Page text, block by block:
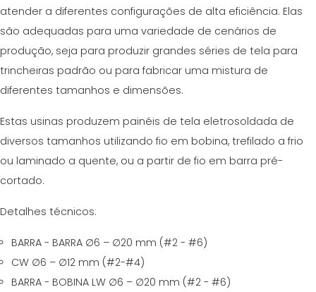
atender a diferentes configurações de alta eficiência. Elas
são adequadas para uma variedade de cenários de
produção, seja para produzir grandes séries de tela para
trincheiras padrão ou para fabricar uma mistura de
diferentes tamanhos e dimensões.
Estas usinas produzem painéis de tela eletrosoldada de
diversos tamanhos utilizando fio em bobina, trefilado a frio
ou laminado a quente, ou a partir de fio em barra pré-
cortado.
Detalhes técnicos:
BARRA - BARRA ∅6 – ∅20 mm (#2 - #6)
CW ∅6 – ∅12 mm (#2-#4)
BARRA - BOBINA LW ∅6 – ∅20 mm (#2 - #6)